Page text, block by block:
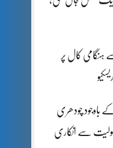
سے ہنگامی کال پر
باوجود چودھری
سے انکاری